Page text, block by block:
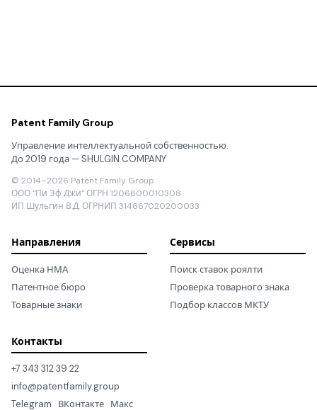
Patent Family Group
Управление интеллектуальной собственностью.
До 2019 года — SHULGIN.COMPANY
© 2014–2026 Patent Family Group
ООО "Пи Эф Джи" ОГРН 1206600010308
ИП Шульгин В.Д. ОГРНИП 314667020200033
Направления
Оценка НМА
Патентное бюро
Товарные знаки
Сервисы
Поиск ставок роялти
Проверка товарного знака
Подбор классов МКТУ
Контакты
+7 343 312 39 22
info@patentfamily.group
Telegram · ВКонтакте · Макс